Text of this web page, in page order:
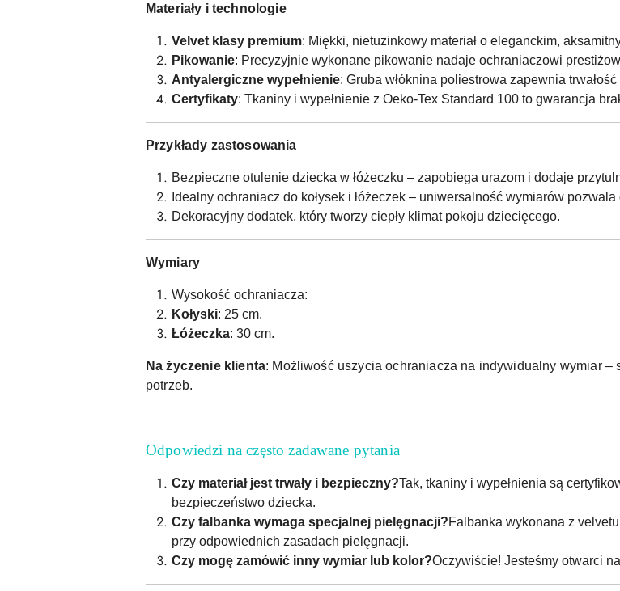
Materiały i technologie
Velvet klasy premium: Miękki, nietuzinkowy materiał o eleganckim,
Pikowanie: Precyzyjnie wykonane pikowanie nadaje ochraniaczowi
Antyalergiczne wypełnienie: Gruba włóknina poliestrowa zapewnia
Certyfikaty: Tkaniny i wypełnienie z Oeko-Tex Standard 100 to gwarancja
Przykłady zastosowania
Bezpieczne otulenie dziecka w łóżeczku – zapobiega urazom i dodaje
Idealny ochraniacz do kołysek i łóżeczek – uniwersalność wymiarów
Dekoracyjny dodatek, który tworzy ciepły klimat pokoju dziecięcego.
Wymiary
Wysokość ochraniacza:
Kołyski: 25 cm.
Łóżeczka: 30 cm.
Na życzenie klienta: Możliwość uszycia ochraniacza na indywidualny wymiar
potrzeb.
Odpowiedzi na często zadawane pytania
Czy materiał jest trwały i bezpieczny?Tak, tkaniny i wypełnienia są
bezpieczeństwo dziecka.
Czy falbanka wymaga specjalnej pielęgnacji?Falbanka wykonana z
przy odpowiednich zasadach pielęgnacji.
Czy mogę zamówić inny wymiar lub kolor?Oczywiście! Jesteśmy otwarci